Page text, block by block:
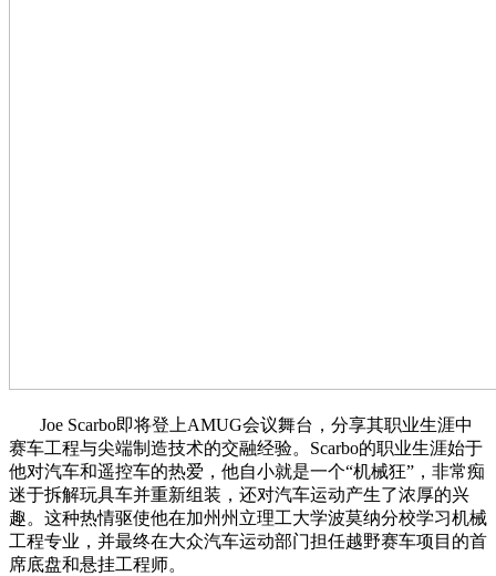
Joe Scarbo即将登上AMUG会议舞台，分享其职业生涯中
赛车工程与尖端制造技术的交融经验。Scarbo的职业生涯始于
他对汽车和遥控车的热爱，他自小就是一个“机械狂”，非常痴
迷于拆解玩具车并重新组装，还对汽车运动产生了浓厚的兴
趣。这种热情驱使他在加州州立理工大学波莫纳分校学习机械
工程专业，并最终在大众汽车运动部门担任越野赛车项目的首
席底盘和悬挂工程师。